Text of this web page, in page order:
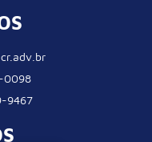
0098
9467